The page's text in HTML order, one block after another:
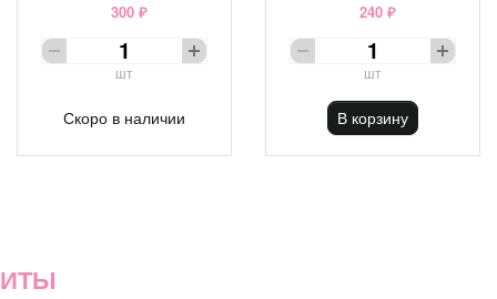
300 ₽
шт
Скоро в наличии
240 ₽
шт
В корзину